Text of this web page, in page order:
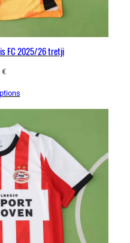
FC 2025/26 tretji
€